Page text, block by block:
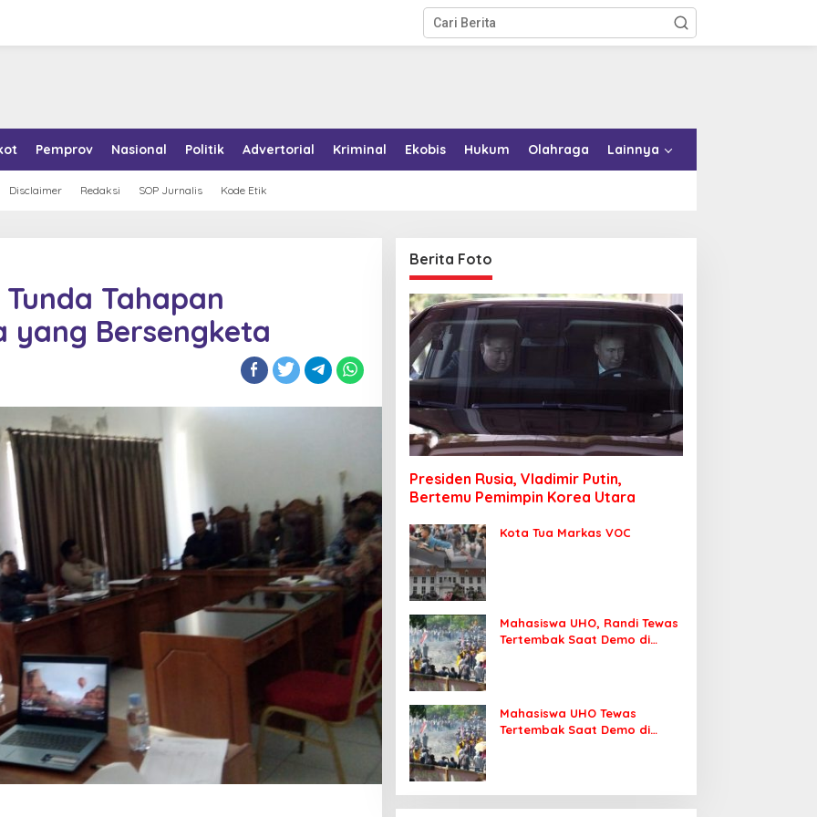
Pemprov Nasional Politik Advertorial Kriminal Ekobis Hukum Olahraga Lainnya
Disclaimer Redaksi SOP Jurnalis Kode Etik
Tahapan
yang Bersengketa
Berita Foto
Presiden Rusia, Vladimir Putin,
Bertemu Pemimpin Korea Utara
Kota Tua Markas VOC
Mahasiswa UHO, Randi Tewas
Tertembak Saat Demo di
Mahasiswa UHO Tewas
Tertembak Saat Demo di